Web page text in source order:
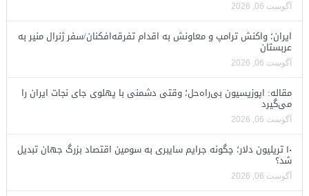
آگوست 06, 2026
ایران؛ واکنش ترامپ و معاونش به اقدام تفرقه‌افکنان/سفر ژنرال منیر به
عربستان
آگوست 06, 2026
مقاله: اپوزیسیون بی‌راه‌حل؛ وقتی دشمنی با پهلوی جای نجات ایران را
می‌گیرد
آگوست 06, 2026
۱۰ تریلیون دلار؛ چگونه جرایم سایبری به سومین اقتصاد بزرگ جهان تبدیل
شد؟
آگوست 06, 2026